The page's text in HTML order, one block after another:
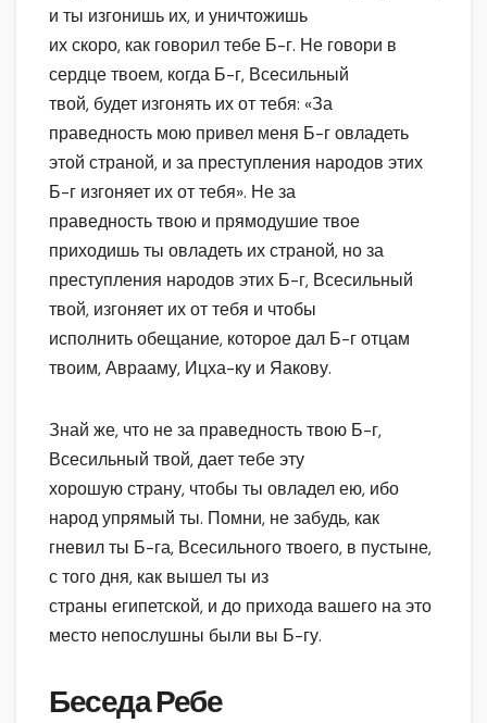
и ты изгонишь их, и уничтожишь
их скоро, как говорил тебе Б-г. Не говори в
сердце твоем, когда Б-г, Всесильный
твой, будет изгонять их от тебя: «За
праведность мою привел меня Б-г овладеть
этой страной, и за преступления народов этих
Б-г изгоняет их от тебя». Не за
праведность твою и прямодушие твое
приходишь ты овладеть их страной, но за
преступления народов этих Б-г, Всесильный
твой, изгоняет их от тебя и чтобы
исполнить обещание, которое дал Б-г отцам
твоим, Аврааму, Ицха-ку и Яакову.
Знай же, что не за праведность твою Б-г,
Всесильный твой, дает тебе эту
хорошую страну, чтобы ты овладел ею, ибо
народ упрямый ты. Помни, не забудь, как
гневил ты Б-га, Всесильного твоего, в пустыне,
с того дня, как вышел ты из
страны египетской, и до прихода вашего на это
место непослушны были вы Б-гу.
Беседа Ребе